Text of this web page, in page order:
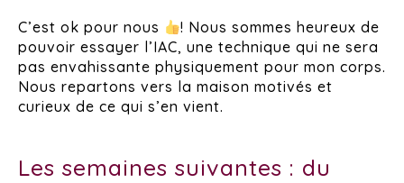
C’est ok pour nous
! Nous sommes heureux de
pouvoir essayer l’IAC, une technique qui ne sera
pas envahissante physiquement pour mon corps.
Nous repartons vers la maison motivés et
curieux de ce qui s’en vient.
Les semaines suivantes : du